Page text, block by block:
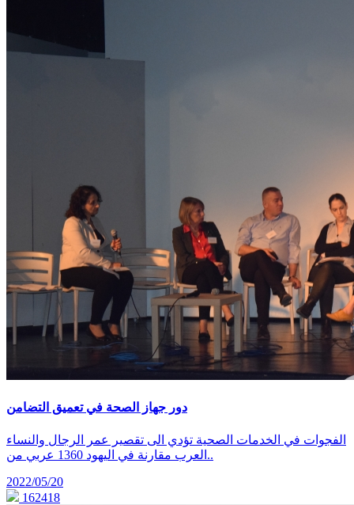
دور جهاز الصحة في تعميق التضامن
الفجوات في الخدمات الصحية تؤدي الى تقصير عمر الرجال والنساء
العرب مقارنة في اليهود 1360 عربي من..
2022/05/20
162418